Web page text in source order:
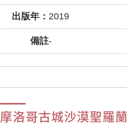
出版年： 2019
備註-
摩洛哥古城沙漠聖羅